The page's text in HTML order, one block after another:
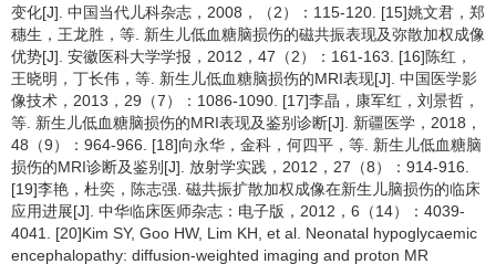
变化[J]. 中国当代儿科杂志，2008，（2）：115-120. [15]姚文君，郑
穗生，王龙胜，等. 新生儿低血糖脑损伤的磁共振表现及弥散加权成像
优势[J]. 安徽医科大学学报，2012，47（2）：161-163. [16]陈红，
王晓明，丁长伟，等. 新生儿低血糖脑损伤的MRI表现[J]. 中国医学影
像技术，2013，29（7）：1086-1090. [17]李晶，康军红，刘景哲，
等. 新生儿低血糖脑损伤的MRI表现及鉴别诊断[J]. 新疆医学，2018，
48（9）：964-966. [18]向永华，金科，何四平，等. 新生儿低血糖脑
损伤的MRI诊断及鉴别[J]. 放射学实践，2012，27（8）：914-916.
[19]李艳，杜奕，陈志强. 磁共振扩散加权成像在新生儿脑损伤的临床
应用进展[J]. 中华临床医师杂志：电子版，2012，6（14）：4039-
4041. [20]Kim SY, Goo HW, Lim KH, et al. Neonatal hypoglycaemic
encephalopathy: diffusion-weighted imaging and proton MR